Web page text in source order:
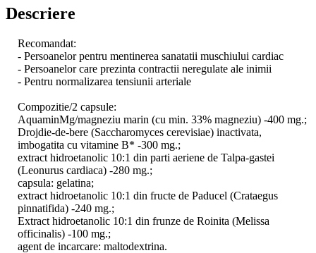
Descriere
Recomandat:
- Persoanelor pentru mentinerea sanatatii muschiului cardiac
- Persoanelor care prezinta contractii neregulate ale inimii
- Pentru normalizarea tensiunii arteriale
Compozitie/2 capsule:
AquaminMg/magneziu marin (cu min. 33% magneziu) -400 mg.;
Drojdie-de-bere (Saccharomyces cerevisiae) inactivata,
imbogatita cu vitamine B* -300 mg.;
extract hidroetanolic 10:1 din parti aeriene de Talpa-gastei
(Leonurus cardiaca) -280 mg.;
capsula: gelatina;
extract hidroetanolic 10:1 din fructe de Paducel (Crataegus
pinnatifida) -240 mg.;
Extract hidroetanolic 10:1 din frunze de Roinita (Melissa
officinalis) -100 mg.;
agent de incarcare: maltodextrina.